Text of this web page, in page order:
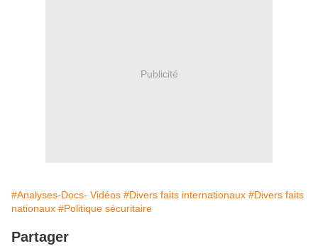
Publicité
#Analyses-Docs- Vidéos #Divers faits internationaux #Divers faits
nationaux #Politique sécuritaire
Partager